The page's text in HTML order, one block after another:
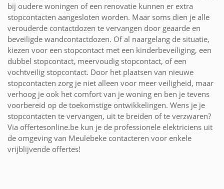
bij oudere woningen of een renovatie kunnen er extra
stopcontacten aangesloten worden. Maar soms dien je alle
verouderde contactdozen te vervangen door geaarde en
beveiligde wandcontactdozen. Of al naargelang de situatie,
kiezen voor een stopcontact met een kinderbeveiliging, een
dubbel stopcontact, meervoudig stopcontact, of een
vochtveilig stopcontact. Door het plaatsen van nieuwe
stopcontacten zorg je niet alleen voor meer veiligheid, maar
verhoog je ook het comfort van je woning en ben je tevens
voorbereid op de toekomstige ontwikkelingen. Wens je je
stopcontacten te vervangen, uit te breiden of te verzwaren?
Via offertesonline.be kun je de professionele elektriciens uit
de omgeving van Meulebeke contacteren voor enkele
vrijblijvende offertes!